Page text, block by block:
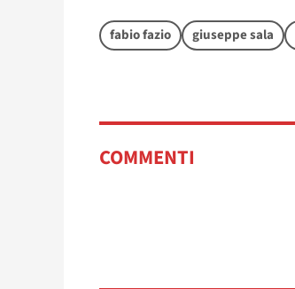
fabio fazio giuseppe sala
COMMENTI